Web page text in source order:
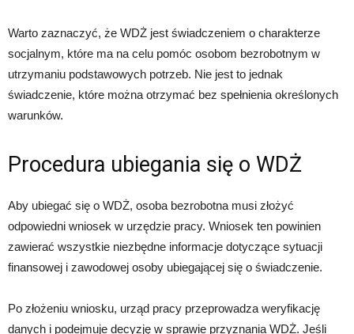
Warto zaznaczyć, że WDŻ jest świadczeniem o charakterze
socjalnym, które ma na celu pomóc osobom bezrobotnym w
utrzymaniu podstawowych potrzeb. Nie jest to jednak
świadczenie, które można otrzymać bez spełnienia określonych
warunków.
Procedura ubiegania się o WDŻ
Aby ubiegać się o WDŻ, osoba bezrobotna musi złożyć
odpowiedni wniosek w urzędzie pracy. Wniosek ten powinien
zawierać wszystkie niezbędne informacje dotyczące sytuacji
finansowej i zawodowej osoby ubiegającej się o świadczenie.
Po złożeniu wniosku, urząd pracy przeprowadza weryfikację
danych i podejmuje decyzję w sprawie przyznania WDŻ. Jeśli